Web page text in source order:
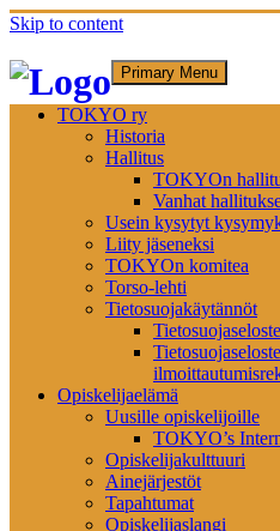
Skip to content
Primary Menu
TOKYO ry
Historia
Hallitus
TOKYOn
Vanhat
Usein kysytyt
Liity jäseneksi
TOKYOn komitea
Torso-lehti
Tietosuojakäytännöt
Opiskelijaelämä
Uusille opiskelijoille
TOKYO’s
Opiskelijakulttuuri
Ainejärjestöt
Tapahtumat
Opiskelijaslangi